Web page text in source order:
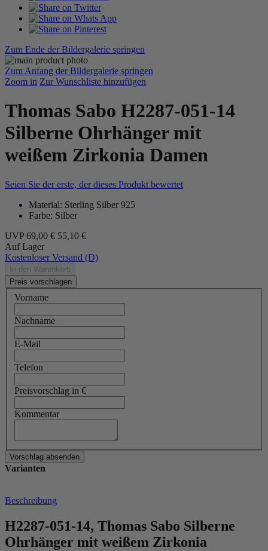
Zum Ende der Bildergalerie springen
Zum Anfang der Bildergalerie springen
Zoom in Zur Wunschliste hinzufügen
Thomas Sabo H2287-051-14
Silberne Ohrhänger mit
weißem Zirkonia Damen
Seien Sie der erste, der dieses Produkt bewertet
Material: Sterling Silber 925
Farbe: Silber
UVP 69,00 € 55,10 €
Auf Lager
Kostenloser Versand (D)
In den Warenkorb
Preis vorschlagen
Vorname
Nachname
E-Mail
Telefon
Preisvorschlag in €
Kommentar
Varianten
Beschreibung
H2287-051-14, Thomas Sabo Silberne
Ohrhänger mit weißem Zirkonia